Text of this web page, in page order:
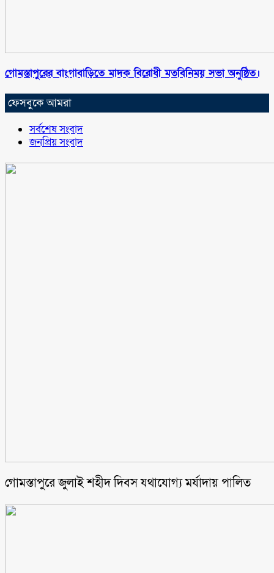
গোমস্তাপুরের বাংগাবাড়িতে মাদক বিরোধী মতবিনিময় সভা অনুষ্ঠিত।
ফেসবুকে আমরা
সর্বশেষ সংবাদ
জনপ্রিয় সংবাদ
গোমস্তাপুরে জুলাই শহীদ দিবস যথাযোগ্য মর্যাদায় পালিত